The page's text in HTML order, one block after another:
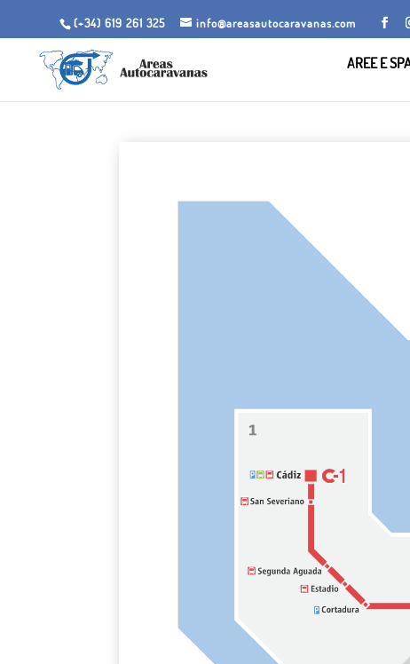
(+34) 619 261 325 info@areasautocaravanas.com
AREE E